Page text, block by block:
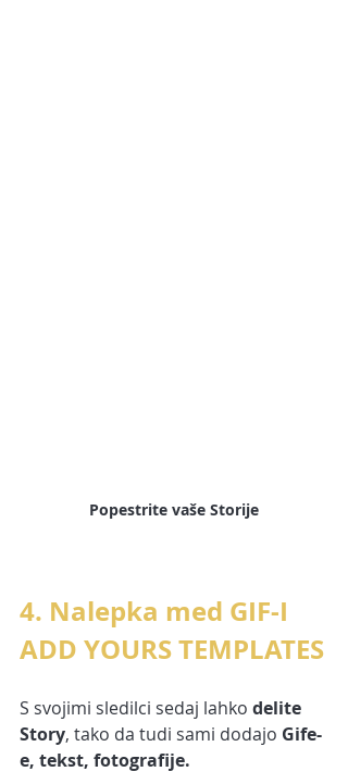
Popestrite vaše Storije
4. Nalepka med GIF-I
ADD YOURS TEMPLATES
S svojimi sledilci sedaj lahko delite
Story, tako da tudi sami dodajo Gife-
e, tekst, fotografije.